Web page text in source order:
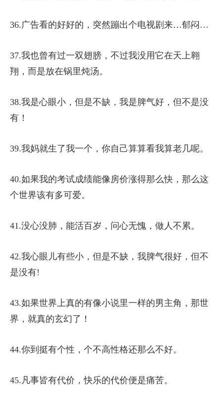
36.广告看的好好的，突然蹦出个电视剧来…郁闷…
37.我也曾有过一双翅膀，不过我没用它在天上翱
翔，而是放在锅里炖汤。
38.我是心眼小，但是不缺，我是脾气好，但不是没
有！
39.我妈就生了我一个，你自己算算看我算老几呢。
40.如果我的考试成绩能像房价涨得那么快，那么这
个世界该有多可爱。
41.没心没肺，能活百岁，问心无愧，做人不累。
42.我心眼儿有些小，但是不缺，我脾气很好，但不
是没有!
43.如果世界上真的有像小说里一样的男主角，那世
界，就真的玄幻了！
44.你到挺有个性，个不高性格还那么不好。
45.凡事皆有代价，快乐的代价便是痛苦。